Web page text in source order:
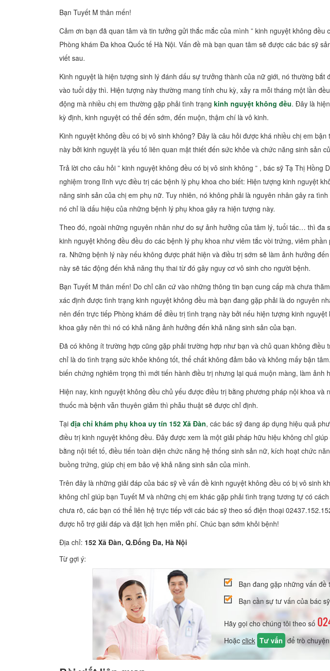
Bạn Tuyết M thân mến!
Cảm ơn bạn đã quan tâm và tin tưởng gửi thắc mắc của mình ” kinh nguyệt không đều
Phòng khám Đa khoa Quốc tế Hà Nội. Vấn đề mà bạn quan tâm sẽ được các bác sỹ
viết sau.
Kinh nguyệt là hiện tượng sinh lý đánh dấu sự trưởng thành của nữ giới, nó thường bắt
vào tuổi dậy thì. Hiện tượng này thường mang tính chu kỳ, xảy ra mỗi tháng một lần
động mà nhiều chị em thường gặp phải tình trạng kinh nguyệt không đều. Đây là
kỳ định, kinh nguyệt có thể đến sớm, đến muộn, thậm chí là vô kinh.
Kinh nguyệt không đều có bị vô sinh không? Đây là câu hỏi được khá nhiều chị em
này bởi kinh nguyệt là yếu tố liên quan mật thiết đến sức khỏe và chức năng sinh sản
Trả lời cho câu hỏi ” kinh nguyệt không đều có bị vô sinh không ” , bác sỹ Tạ Thị Hồng
nghiệm trong lĩnh vực điều trị các bệnh lý phụ khoa cho biết: Hiện tượng kinh nguyệt
năng sinh sản của chị em phụ nữ. Tuy nhiên, nó không phải là nguyên nhân gây ra
nó chỉ là dấu hiệu của những bệnh lý phụ khoa gây ra hiện tượng này.
Theo đó, ngoài những nguyên nhân như do sự ảnh hưởng của tâm lý, tuổi tác… thì đa
kinh nguyệt không đều đều do các bệnh lý phụ khoa như viêm tắc vòi trứng, viêm
ra. Những bệnh lý này nếu không được phát hiện và điều trị sớm sẽ làm ảnh hưởng
này sẽ tác động đến khả năng thụ thai từ đó gây nguy cơ vô sinh cho người bệnh.
Bạn Tuyết M thân mến! Do chỉ căn cứ vào những thông tin bạn cung cấp mà chưa
xác định được tình trạng kinh nguyệt không đều mà bạn đang gặp phải là do nguyên
nên đến trực tiếp Phòng khám để điều trị tình trạng này bởi nếu hiện tượng kinh
khoa gây nên thì nó có khả năng ảnh hưởng đến khả năng sinh sản của bạn.
Đã có không ít trường hợp cũng gặp phải trường hợp như bạn và chủ quan không điều
chỉ là do tình trạng sức khỏe không tốt, thể chất không đảm bảo và không mấy bận
biến chứng nghiêm trọng thì mới tiến hành điều trị nhưng lại quá muộn màng, làm ảnh
Hiện nay, kinh nguyệt không đều chủ yếu được điều trị bằng phương pháp nội khoa và
thuốc mà bệnh vẫn thuyên giảm thì phẫu thuật sẽ được chỉ định.
Tại địa chỉ khám phụ khoa uy tín 152 Xã Đàn, các bác sỹ đang áp dụng hiệu quả
điều trị kinh nguyệt không đều. Đây được xem là một giải pháp hữu hiệu không chỉ
bằng nội tiết tố, điều tiến toàn diện chức năng hệ thống sinh sản nữ, kích hoạt chức
buồng trứng, giúp chị em bảo vệ khả năng sinh sản của mình.
Trên đây là những giải đáp của bác sỹ về vấn đề kinh nguyệt không đều có bị vô sinh
không chỉ giúp bạn Tuyết M và những chị em khác gặp phải tình trạng tương tự có
chưa rõ, các bạn có thể liên hệ trực tiếp với các bác sỹ theo số điện thoại
được hỗ trợ giải đáp và đặt lịch hẹn miễn phí. Chúc bạn sớm khỏi bệnh!
Địa chỉ: 152 Xã Đàn, Q.Đống Đa, Hà Nội
Từ gợi ý:
Bạn đang gặp những vấn đề
Bạn cần sự tư vấn của bác
Hãy gọi cho chúng tôi theo số
Hoặc click Tư vấn để trò